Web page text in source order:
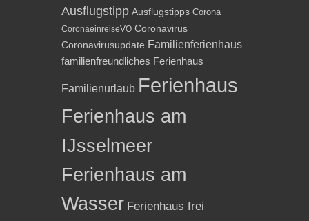
Ausflugstipp Ausflugstipps Corona
CoronaeinreiseVO Coronavirus
Coronavirusupdate Familienferienhaus
familienfreundliches Ferienhaus
Familienurlaub Ferienhaus
Ferienhaus am
IJsselmeer
Ferienhaus am
Wasser Ferienhaus frei